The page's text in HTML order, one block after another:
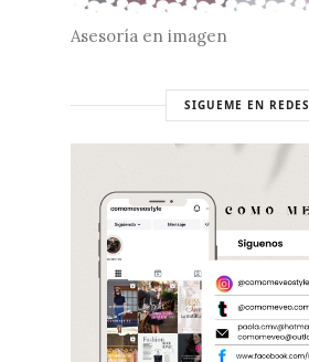
Asesoría en imagen
SIGUEME EN REDES